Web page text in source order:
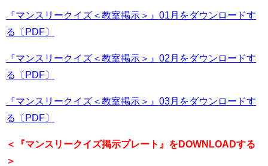
『マンスリークイズ＜教室掲示＞』01月をダウンロードす
る〔PDF〕
『マンスリークイズ＜教室掲示＞』02月をダウンロードす
る〔PDF〕
『マンスリークイズ＜教室掲示＞』03月をダウンロードす
る〔PDF〕
＜『マンスリークイズ掲示プレート』をDOWNLOADする
＞